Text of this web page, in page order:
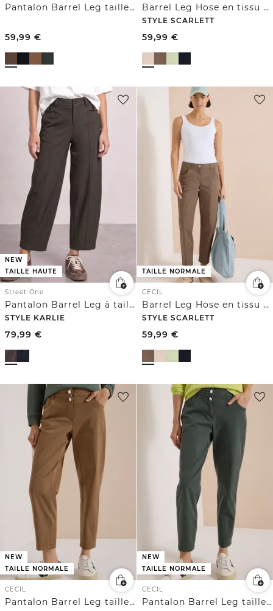
Pantalon Barrel Leg taille mi-haute
59,99 €
Barrel Leg Hose en tissu « Papertouch »
STYLE SCARLETT
59,99 €
NEW
TAILLE HAUTE
Street One
Pantalon Barrel Leg à taille haute et coupe décontractée
STYLE KARLIE
79,99 €
TAILLE NORMALE
CECIL
Barrel Leg Hose en tissu « Papertouch »
STYLE SCARLETT
59,99 €
NEW
TAILLE NORMALE
CECIL
Pantalon Barrel Leg taille mi-haute
NEW
TAILLE NORMALE
CECIL
Pantalon Barrel Leg taille mi-haute